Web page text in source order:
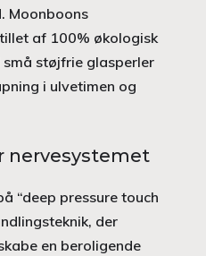
Moonboons
af 100% økologisk
støjfrie glasperler
i ulvetimen og
nervesystemet
“deep pressure touch
der
en beroligende